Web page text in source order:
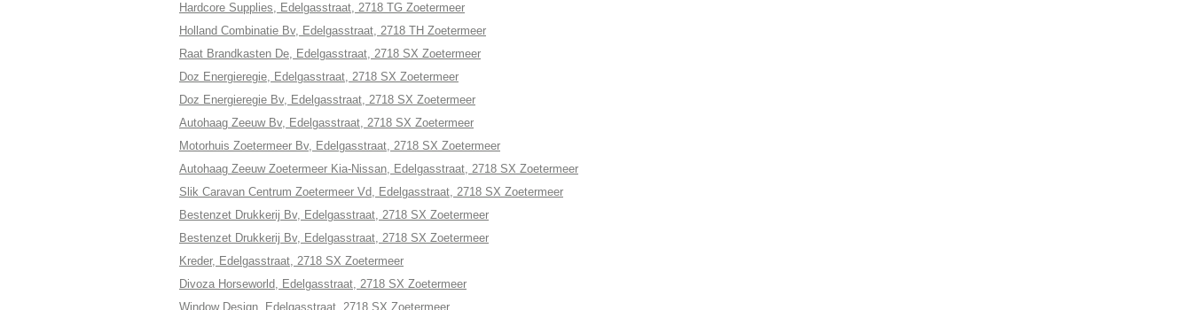
Hardcore Supplies, Edelgasstraat, 2718 TG Zoetermeer
Holland Combinatie Bv, Edelgasstraat, 2718 TH Zoetermeer
Raat Brandkasten De, Edelgasstraat, 2718 SX Zoetermeer
Doz Energieregie, Edelgasstraat, 2718 SX Zoetermeer
Doz Energieregie Bv, Edelgasstraat, 2718 SX Zoetermeer
Autohaag Zeeuw Bv, Edelgasstraat, 2718 SX Zoetermeer
Motorhuis Zoetermeer Bv, Edelgasstraat, 2718 SX Zoetermeer
Autohaag Zeeuw Zoetermeer Kia-Nissan, Edelgasstraat, 2718 SX Zoetermeer
Slik Caravan Centrum Zoetermeer Vd, Edelgasstraat, 2718 SX Zoetermeer
Bestenzet Drukkerij Bv, Edelgasstraat, 2718 SX Zoetermeer
Bestenzet Drukkerij Bv, Edelgasstraat, 2718 SX Zoetermeer
Kreder, Edelgasstraat, 2718 SX Zoetermeer
Divoza Horseworld, Edelgasstraat, 2718 SX Zoetermeer
Window Design, Edelgasstraat, 2718 SX Zoetermeer